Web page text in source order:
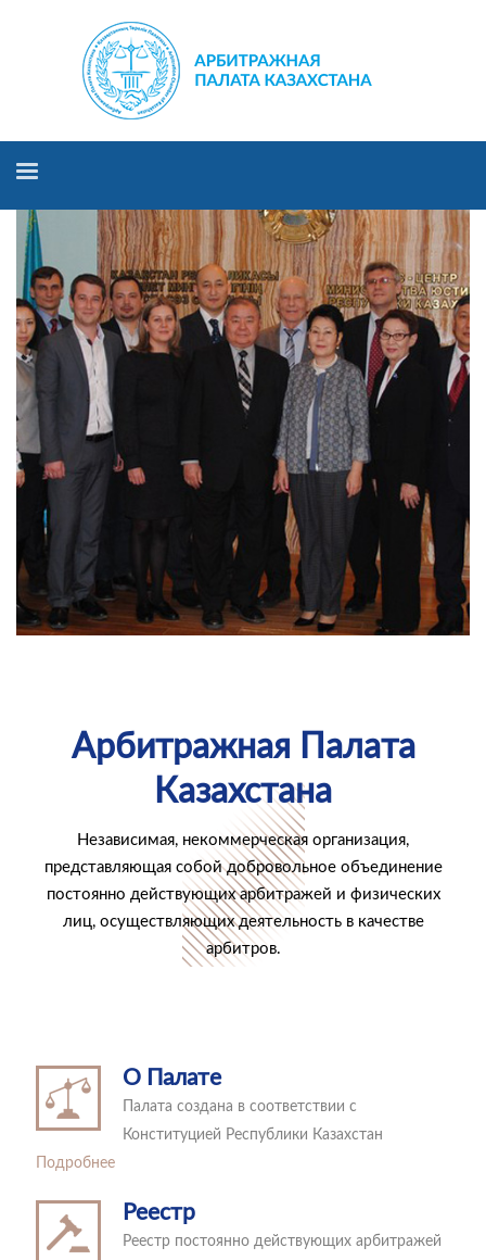
Арбитражная Палата
Казахстана
Независимая, некоммерческая организация,
представляющая собой добровольное объединение
постоянно действующих арбитражей и физических
лиц, осуществляющих деятельность в качестве
арбитров.
О Палате
Палата создана в соответствии с
Конституцией Республики Казахстан
Подробнее
Реестр
Реестр постоянно действующих арбитражей